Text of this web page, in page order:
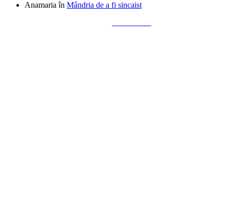
Anamaria în Mândria de a fi sincaist